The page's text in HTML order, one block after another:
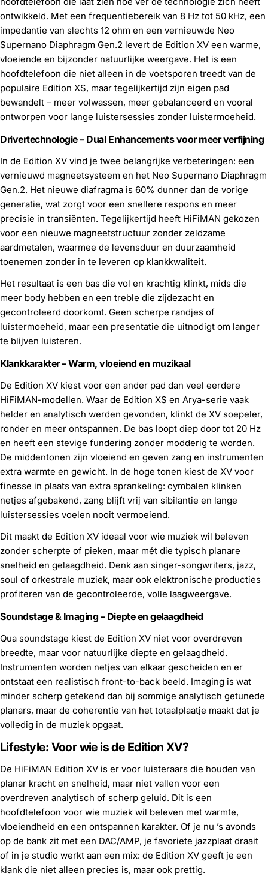
ontwikkeld. Met een frequentiebereik van 8 Hz tot 50 kHz, een
impedantie van slechts 12 ohm en een vernieuwde Neo
Supernano Diaphragm Gen.2 levert de Edition XV een warme,
vloeiende en bijzonder natuurlijke weergave. Het is een
hoofdtelefoon die niet alleen in de voetsporen treedt van de
populaire Edition XS, maar tegelijkertijd zijn eigen pad
bewandelt – meer volwassen, meer gebalanceerd en vooral
ontworpen voor lange luistersessies zonder luistermoeheid.
Drivertechnologie – Dual Enhancements voor meer verfijning
In de Edition XV vind je twee belangrijke verbeteringen: een
vernieuwd magneetsysteem en het Neo Supernano Diaphragm
Gen.2. Het nieuwe diafragma is 60% dunner dan de vorige
generatie, wat zorgt voor een snellere respons en meer
precisie in transiënten. Tegelijkertijd heeft HiFiMAN gekozen
voor een nieuwe magneetstructuur zonder zeldzame
aardmetalen, waarmee de levensduur en duurzaamheid
toenemen zonder in te leveren op klankkwaliteit.
Het resultaat is een bas die vol en krachtig klinkt, mids die
meer body hebben en een treble die zijdezacht en
gecontroleerd doorkomt. Geen scherpe randjes of
luistermoeheid, maar een presentatie die uitnodigt om langer
te blijven luisteren.
Klankkarakter – Warm, vloeiend en muzikaal
De Edition XV kiest voor een ander pad dan veel eerdere
HiFiMAN-modellen. Waar de Edition XS en Arya-serie vaak
helder en analytisch werden gevonden, klinkt de XV soepeler,
ronder en meer ontspannen. De bas loopt diep door tot 20 Hz
en heeft een stevige fundering zonder modderig te worden.
De middentonen zijn vloeiend en geven zang en instrumenten
extra warmte en gewicht. In de hoge tonen kiest de XV voor
finesse in plaats van extra sprankeling: cymbalen klinken
netjes afgebakend, zang blijft vrij van sibilantie en lange
luistersessies voelen nooit vermoeiend.
Dit maakt de Edition XV ideaal voor wie muziek wil beleven
zonder scherpte of pieken, maar mét die typisch planare
snelheid en gelaagdheid. Denk aan singer-songwriters, jazz,
soul of orkestrale muziek, maar ook elektronische producties
profiteren van de gecontroleerde, volle laagweergave.
Soundstage & Imaging – Diepte en gelaagdheid
Qua soundstage kiest de Edition XV niet voor overdreven
breedte, maar voor natuurlijke diepte en gelaagdheid.
Instrumenten worden netjes van elkaar gescheiden en er
ontstaat een realistisch front-to-back beeld. Imaging is wat
minder scherp getekend dan bij sommige analytisch getunede
planars, maar de coherentie van het totaalplaatje maakt dat je
volledig in de muziek opgaat.
Lifestyle: Voor wie is de Edition XV?
De HiFiMAN Edition XV is er voor luisteraars die houden van
planar kracht en snelheid, maar niet vallen voor een
overdreven analytisch of scherp geluid. Dit is een
hoofdtelefoon voor wie muziek wil beleven met warmte,
vloeiendheid en een ontspannen karakter. Of je nu ’s avonds
op de bank zit met een DAC/AMP, je favoriete jazzplaat draait
of in je studio werkt aan een mix: de Edition XV geeft je een
klank die niet alleen precies is, maar ook prettig.